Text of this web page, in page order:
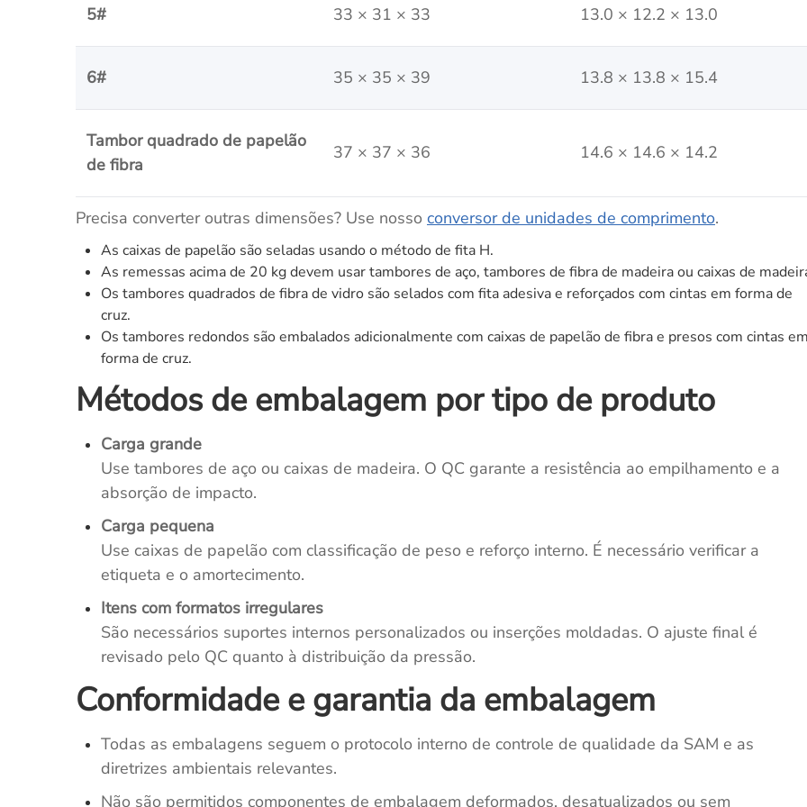
5# 33 × 31 × 33 13.0 × 12.2 × 13.0
6# 35 × 35 × 39 13.8 × 13.8 × 15.4
Tambor quadrado de papelão
de fibra
37 × 37 × 36 14.6 × 14.6 × 14.2
Precisa converter outras dimensões? Use nosso conversor de unidades de comprimento.
As caixas de papelão são seladas usando o método de fita H.
As remessas acima de 20 kg devem usar tambores de aço, tambores de fibra de madeira ou caixas de
Os tambores quadrados de fibra de vidro são selados com fita adesiva e reforçados com cintas em forma de
cruz.
Os tambores redondos são embalados adicionalmente com caixas de papelão de fibra e presos com cintas
forma de cruz.
Métodos de embalagem por tipo de produto
Carga grande
Use tambores de aço ou caixas de madeira. O QC garante a resistência ao empilhamento e a
absorção de impacto.
Carga pequena
Use caixas de papelão com classificação de peso e reforço interno. É necessário verificar a
etiqueta e o amortecimento.
Itens com formatos irregulares
São necessários suportes internos personalizados ou inserções moldadas. O ajuste final é
revisado pelo QC quanto à distribuição da pressão.
Conformidade e garantia da embalagem
Todas as embalagens seguem o protocolo interno de controle de qualidade da SAM e as
diretrizes ambientais relevantes.
Não são permitidos componentes de embalagem deformados, desatualizados ou sem